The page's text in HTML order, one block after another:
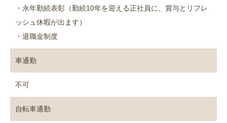
・永年勤続表彰（勤続10年を迎える正社員に、賞与とリフレ
ッシュ休暇が出ます）
・退職金制度
車通勤
不可
自転車通勤